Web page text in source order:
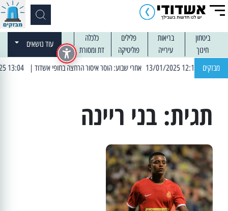
ביטחון בריאות פלילים
כלכלה
חינוך
עירייה פוליטיקה דת ומסורת
עוד נושאים
מבזקים
| 12:14 13/01/2025 אחרי שבוע: הוסר איסור הרחצה בחופי אשדוד | 13:04 14/01/2025 עובדים בלילות: עבודות קרצוף וריבוד אספלט
תגית: בני ריינה